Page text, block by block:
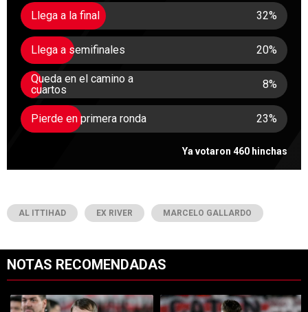
Llega a la final 32%
Llega a semifinales 20%
Queda en el camino a
cuartos
8%
Pierde en primera ronda 23%
Ya votaron 460 hinchas
AL ITTIHAD EX RIVER MARCELO GALLARDO
NOTAS RECOMENDADAS
Un artículo de tendencia con el título "River se juega el todo por el
Un artículo de tendencia con el